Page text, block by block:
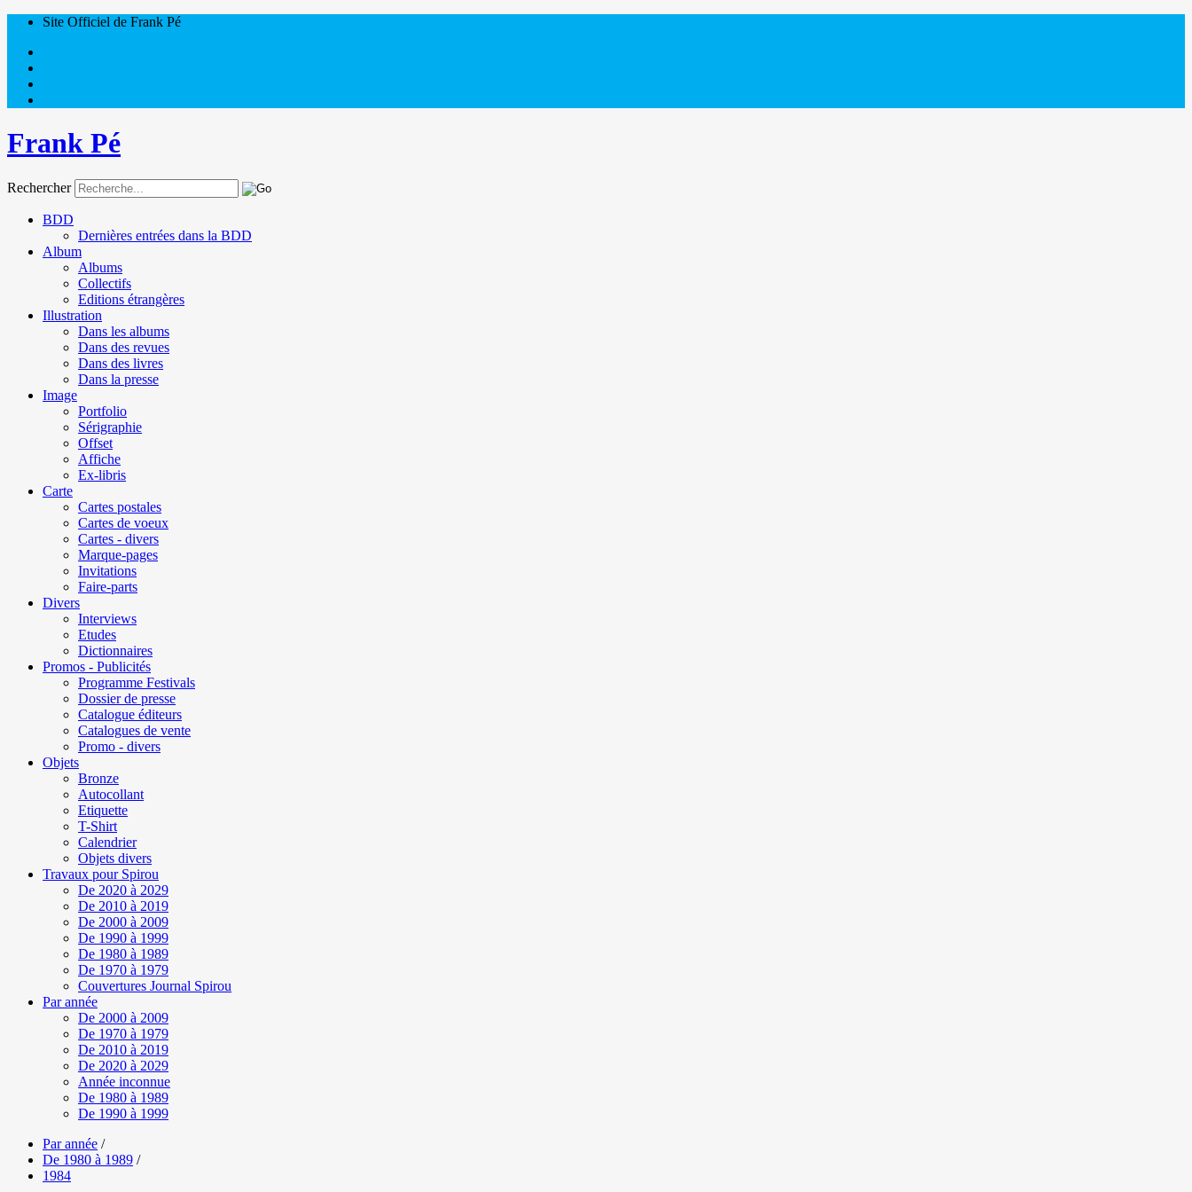
Site Officiel de Frank Pé
Frank Pé
Rechercher
BDD
Dernières entrées dans la BDD
Album
Albums
Collectifs
Editions étrangères
Illustration
Dans les albums
Dans des revues
Dans des livres
Dans la presse
Image
Portfolio
Sérigraphie
Offset
Affiche
Ex-libris
Carte
Cartes postales
Cartes de voeux
Cartes - divers
Marque-pages
Invitations
Faire-parts
Divers
Interviews
Etudes
Dictionnaires
Promos - Publicités
Programme Festivals
Dossier de presse
Catalogue éditeurs
Catalogues de vente
Promo - divers
Objets
Bronze
Autocollant
Etiquette
T-Shirt
Calendrier
Objets divers
Travaux pour Spirou
De 2020 à 2029
De 2010 à 2019
De 2000 à 2009
De 1990 à 1999
De 1980 à 1989
De 1970 à 1979
Couvertures Journal Spirou
Par année
De 2000 à 2009
De 1970 à 1979
De 2010 à 2019
De 2020 à 2029
Année inconnue
De 1980 à 1989
De 1990 à 1999
Par année /
De 1980 à 1989 /
1984